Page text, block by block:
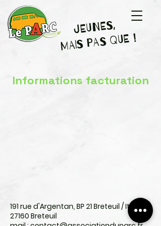
JEUNES,
MAIS PAS QUE !
Informations facturation
191 rue d'Argentan, BP 21 Breteuil / Iton
27160 Breteuil